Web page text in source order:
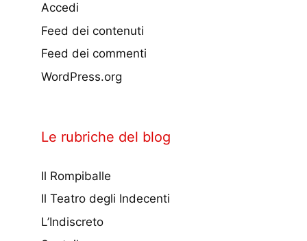
Accedi
Feed dei contenuti
Feed dei commenti
WordPress.org
Le rubriche del blog
Il Rompiballe
Il Teatro degli Indecenti
L’Indiscreto